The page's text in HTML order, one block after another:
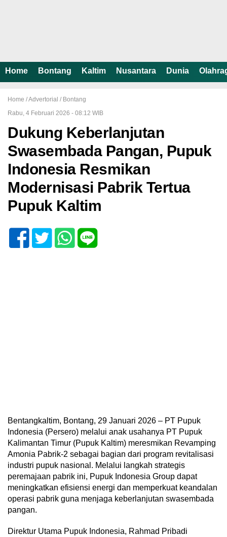
Home Bontang Kaltim Nusantara Dunia
Home /Advertorial / Bontang
Rabu, 4 Februari 2026 - 08:12 WIB
Dukung Keberlanjutan
Swasembada Pangan, Pupuk
Indonesia Resmikan
Modernisasi Pabrik Tertua
Pupuk Kaltim
Bentangkaltim, Bontang, 29 Januari 2026 – PT Pupuk
Indonesia (Persero) melalui anak usahanya PT Pupuk
Kalimantan Timur (Pupuk Kaltim) meresmikan Revamping
Amonia Pabrik-2 sebagai bagian dari program revitalisasi
industri pupuk nasional. Melalui langkah strategis
peremajaan pabrik ini, Pupuk Indonesia Group dapat
meningkatkan efisiensi energi dan memperkuat keandalan
operasi pabrik guna menjaga keberlanjutan swasembada
pangan.
Direktur Utama Pupuk Indonesia, Rahmad Pribadi